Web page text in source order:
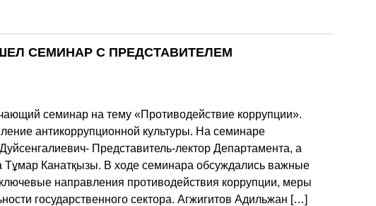
СЕМИНАР С ПРЕДСТАВИТЕЛЕМ
семинар на тему «Противодействие коррупции».
антикоррупционной культуры. На семинаре
Представитель-лектор Департамента, а
Канатқызы. В ходе семинара обсуждались важные
направления противодействия коррупции, меры
государственного сектора. Агжигитов Адильжан […]